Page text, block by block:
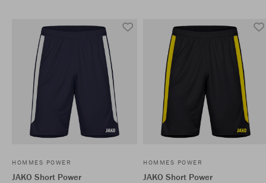
HOMMES POWER
JAKO Short Power
HOMMES POWER
JAKO Short Power